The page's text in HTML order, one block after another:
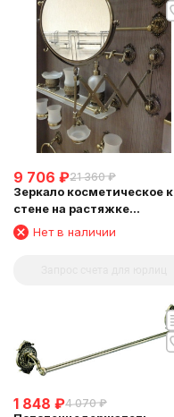
9 706 ₽21 360 ₽
Зеркало косметическое к
стене на растяжке
(13992/BRONZE)
Нет в наличии
1 848 ₽4 070 ₽